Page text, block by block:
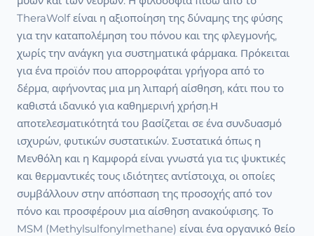
TheraWolf είναι η αξιοποίηση της δύναμης της φύσης
για την καταπολέμηση του πόνου και της φλεγμονής,
χωρίς την ανάγκη για συστηματικά φάρμακα. Πρόκειται
για ένα προϊόν που απορροφάται γρήγορα από το
δέρμα, αφήνοντας μια μη λιπαρή αίσθηση, κάτι που το
καθιστά ιδανικό για καθημερινή χρήση.Η
αποτελεσματικότητά του βασίζεται σε ένα συνδυασμό
ισχυρών, φυτικών συστατικών. Συστατικά όπως η
Μενθόλη και η Καμφορά είναι γνωστά για τις ψυκτικές
και θερμαντικές τους ιδιότητες αντίστοιχα, οι οποίες
συμβάλλουν στην απόσπαση της προσοχής από τον
πόνο και προσφέρουν μια αίσθηση ανακούφισης. Το
MSM (Methylsulfonylmethane) είναι ένα οργανικό θείο